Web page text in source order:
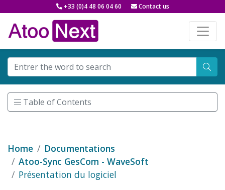
+33 (0)4 48 06 04 60 Contact us
Table of Contents
Home
Documentations
Atoo-Sync GesCom - WaveSoft
Présentation du logiciel